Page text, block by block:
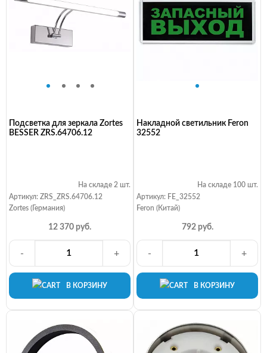
Подсветка для зеркала Zortes
BESSER ZRS.64706.12
На складе 2 шт.
Артикул: ZRS_ZRS.64706.12
Zortes (Германия)
12 370 руб.
В КОРЗИНУ
- +
Накладной светильник Feron
32552
На складе 100 шт.
Артикул: FE_32552
Feron (Китай)
792 руб.
В КОРЗИНУ
- +